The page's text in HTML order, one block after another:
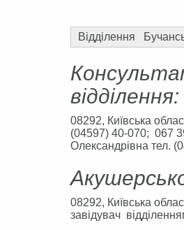
Відділення
відділення:
08292, Київська
(04597) 40-070; 067
Олександрівна тел.
08292, Київська
завідувач